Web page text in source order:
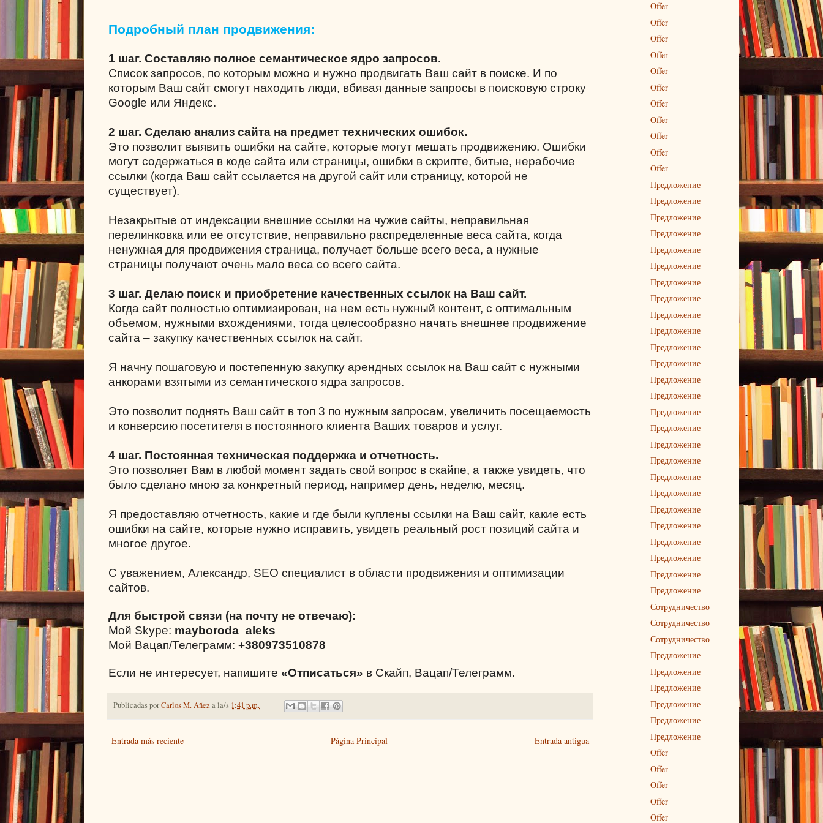
Подробный план продвижения:
1 шаг. Составляю полное семантическое ядро запросов.
Список запросов, по которым можно и нужно продвигать Ваш сайт в поиске. И по
которым Ваш сайт смогут находить люди, вбивая данные запросы в поисковую строку
Google или Яндекс.
2 шаг. Сделаю анализ сайта на предмет технических ошибок.
Это позволит выявить ошибки на сайте, которые могут мешать продвижению. Ошибки
могут содержаться в коде сайта или страницы, ошибки в скрипте, битые, нерабочие
ссылки (когда Ваш сайт ссылается на другой сайт или страницу, которой не
существует).
Незакрытые от индексации внешние ссылки на чужие сайты, неправильная
перелинковка или ее отсутствие, неправильно распределенные веса сайта, когда
ненужная для продвижения страница, получает больше всего веса, а нужные
страницы получают очень мало веса со всего сайта.
3 шаг. Делаю поиск и приобретение качественных ссылок на Ваш сайт.
Когда сайт полностью оптимизирован, на нем есть нужный контент, с оптимальным
объемом, нужными вхождениями, тогда целесообразно начать внешнее продвижение
сайта – закупку качественных ссылок на сайт.
Я начну пошаговую и постепенную закупку арендных ссылок на Ваш сайт с нужными
анкорами взятыми из семантического ядра запросов.
Это позволит поднять Ваш сайт в топ 3 по нужным запросам, увеличить посещаемость
и конверсию посетителя в постоянного клиента Ваших товаров и услуг.
4 шаг. Постоянная техническая поддержка и отчетность.
Это позволяет Вам в любой момент задать свой вопрос в скайпе, а также увидеть, что
было сделано мною за конкретный период, например день, неделю, месяц.
Я предоставляю отчетность, какие и где были куплены ссылки на Ваш сайт, какие есть
ошибки на сайте, которые нужно исправить, увидеть реальный рост позиций сайта и
многое другое.
С уважением, Александр, SEO специалист в области продвижения и оптимизации
сайтов.
Для быстрой связи (на почту не отвечаю):
Мой Skype: mayboroda_aleks
Мой Вацап/Телеграмм: +380973510878
Если не интересует, напишите «Отписаться» в Скайп, Вацап/Телеграмм.
Publicadas porCarlos M. Añeza la/s 1:41 p.m.
Entrada más reciente Entrada antigua
Página Principal
Offer
Offer
Offer
Offer
Offer
Offer
Offer
Offer
Offer
Offer
Offer
Предложение
Предложение
Предложение
Предложение
Предложение
Предложение
Предложение
Предложение
Предложение
Предложение
Предложение
Предложение
Предложение
Предложение
Предложение
Предложение
Предложение
Предложение
Предложение
Предложение
Предложение
Предложение
Предложение
Предложение
Предложение
Предложение
Сотрудничество
Сотрудничество
Сотрудничество
Предложение
Предложение
Предложение
Предложение
Предложение
Предложение
Offer
Offer
Offer
Offer
Offer